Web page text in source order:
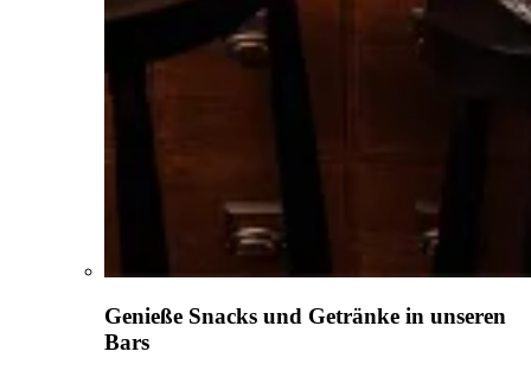
Genieße Snacks und Getränke in unseren
Bars